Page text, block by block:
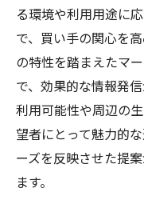
る環境や利用用途に
で、買い手の関心を
の特性を踏まえたマ
で、効果的な情報発
利用可能性や周辺の
望者にとって魅力的
ーズを反映させた提
ます。